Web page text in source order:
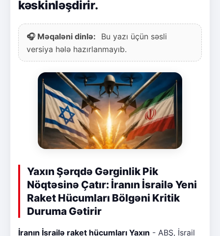
kəskinləşdirir.
🎧 Məqaləni dinlə:
Bu yazı üçün səsli
versiya hələ hazırlanmayıb.
Yaxın Şərqdə Gərginlik Pik
Nöqtəsinə Çatır: İranın İsrailə Yeni
Raket Hücumları Bölgəni Kritik
Duruma Gətirir
İranın İsrailə raket hücumları Yaxın - ABŞ, İsrail